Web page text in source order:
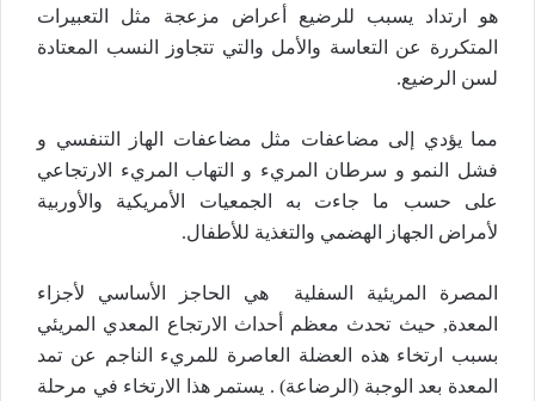
هو ارتداد يسبب للرضيع أعراض مزعجة مثل التعبيرات
المتكررة عن التعاسة والأمل والتي تتجاوز النسب المعتادة
لسن الرضيع.
مما يؤدي إلى مضاعفات مثل مضاعفات الهاز التنفسي و
فشل النمو و سرطان المريء و التهاب المريء الارتجاعي
على حسب ما جاءت به الجمعيات الأمريكية والأوربية
لأمراض الجهاز الهضمي والتغذية للأطفال.
المصرة المريئية السفلية هي الحاجز الأساسي لأجزاء
المعدة, حيث تحدث معظم أحداث الارتجاع المعدي المريئي
بسبب ارتخاء هذه العضلة العاصرة للمريء الناجم عن تمد
المعدة بعد الوجبة (الرضاعة) . يستمر هذا الارتخاء في مرحلة